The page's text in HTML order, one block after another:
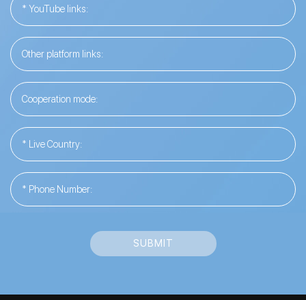
SUBMIT
Inscription
Email address*
Password*
Login in Register